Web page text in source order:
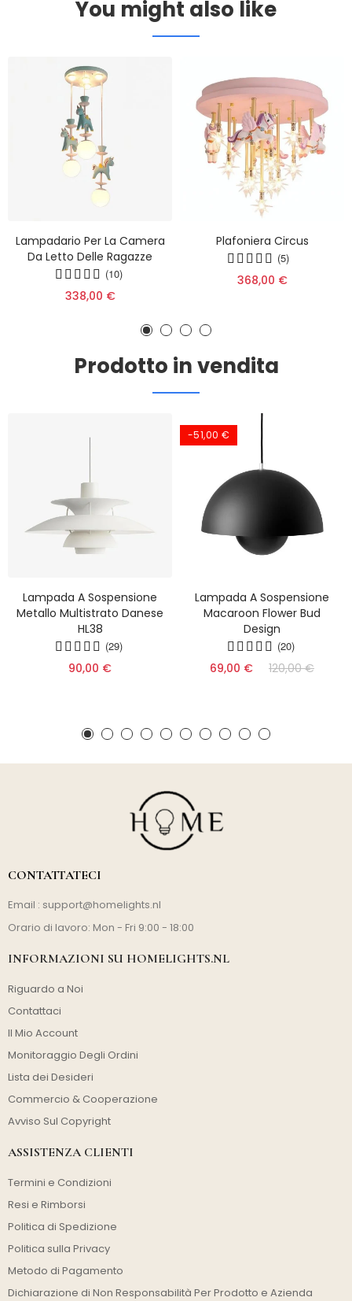
You might also like
Lampadario Per La Camera
Da Letto Delle Ragazze
(10)
338,00 €
Plafoniera Circus
(5)
368,00 €
Prodotto in vendita
Lampada A Sospensione
Metallo Multistrato Danese
HL38
(29)
90,00 €
-51,00 €
Lampada A Sospensione
Macaroon Flower Bud
Design
(20)
69,00 € 120,00 €
CONTATTATECI
Email : support@homelights.nl
Orario di lavoro: Mon - Fri 9:00 - 18:00
INFORMAZIONI SU HOMELIGHTS.NL
Riguardo a Noi
Contattaci
Il Mio Account
Monitoraggio Degli Ordini
Lista dei Desideri
Commercio & Cooperazione
Avviso Sul Copyright
ASSISTENZA CLIENTI
Termini e Condizioni
Resi e Rimborsi
Politica di Spedizione
Politica sulla Privacy
Metodo di Pagamento
Dichiarazione di Non Responsabilità Per Prodotto e Azienda